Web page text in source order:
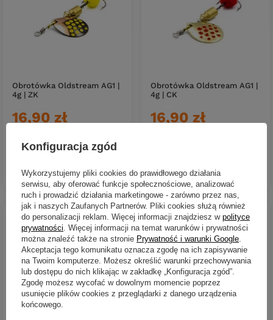
Obrotówka Oldstream AG1 |
4g | ZK
16,90 zł
Ilość produktówDO KOSZYKA
Obrotówka Oldstream AG1 |
4g | CK
16,90 zł
Ilość produktówDO KOSZYKA
Konfiguracja zgód
Wykorzystujemy pliki cookies do prawidłowego działania
serwisu, aby oferować funkcje społecznościowe, analizować
ruch i prowadzić działania marketingowe - zarówno przez nas,
jak i naszych Zaufanych Partnerów. Pliki cookies służą również
do personalizacji reklam. Więcej informacji znajdziesz w polityce
prywatności . Więcej informacji na temat warunków i prywatności
można znaleźć także na stronie Prywatność i warunki Google
Akceptacja tego komunikatu oznacza zgodę na ich zapisywanie
na Twoim komputerze. Możesz określić warunki przechowywania
lub dostępu do nich klikając w zakładkę „Konfiguracja zgód”.
Zgodę możesz wycofać w dowolnym momencie poprzez
usunięcie plików cookies z przeglądarki z danego urządzenia
końcowego.